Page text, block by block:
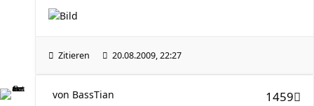
Zitieren 20.08.2009, 22:27
1459
von BassTian